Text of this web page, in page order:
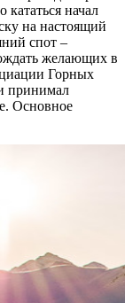
кататься начал
на настоящий
спот –
желающих в
Горных
принимал
Основное